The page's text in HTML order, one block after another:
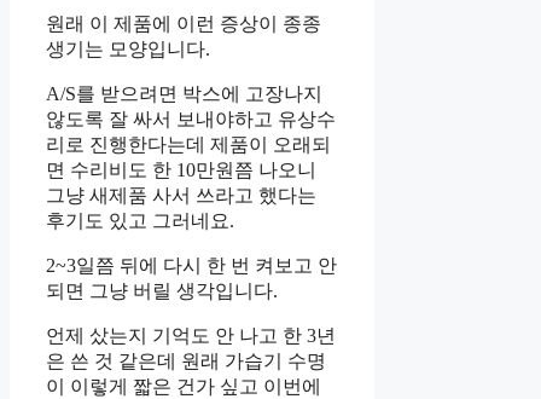
원래 이 제품에 이런 증상이 종종
생기는 모양입니다.
A/S를 받으려면 박스에 고장나지
않도록 잘 싸서 보내야하고 유상수
리로 진행한다는데 제품이 오래되
면 수리비도 한 10만원쯤 나오니
그냥 새제품 사서 쓰라고 했다는
후기도 있고 그러네요.
2~3일쯤 뒤에 다시 한 번 켜보고 안
되면 그냥 버릴 생각입니다.
언제 샀는지 기억도 안 나고 한 3년
은 쓴 것 같은데 원래 가습기 수명
이 이렇게 짧은 건가 싶고 이번에